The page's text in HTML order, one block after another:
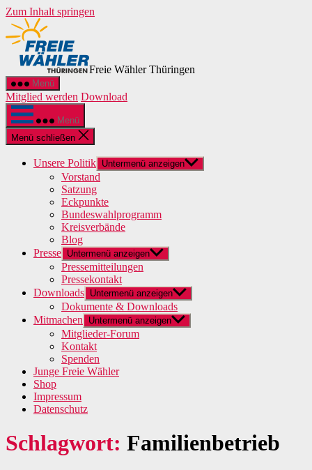
Zum Inhalt springen
Freie Wähler Thüringen
Menü
Mitglied werden Download
Menü
Menü schließen
Unsere Politik Untermenü anzeigen
Vorstand
Satzung
Eckpunkte
Bundeswahlprogramm
Kreisverbände
Blog
Presse Untermenü anzeigen
Pressemitteilungen
Pressekontakt
Downloads Untermenü anzeigen
Dokumente & Downloads
Mitmachen
Untermenü anzeigen
Mitglieder-Forum
Kontakt
Spenden
Junge Freie Wähler
Shop
Impressum
Datenschutz
Schlagwort: Familienbetrieb